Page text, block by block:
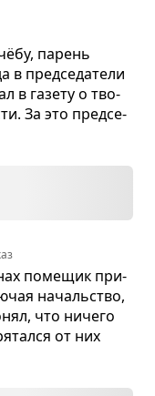
парень
в пред­се­да­тели
в газету о тво­
За это пред­се­
поме­щик при­
началь­ство,
что ничего
от них